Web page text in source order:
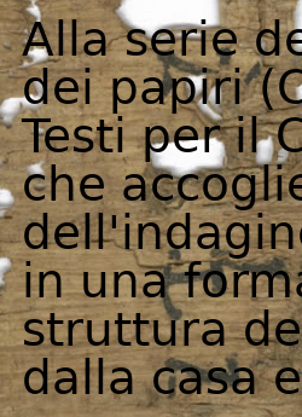
Alla serie
dei papiri
Testi per il
che
in una
struttura
dalla casa